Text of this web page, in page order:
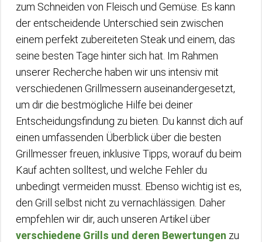
zum Schneiden von Fleisch und Gemüse. Es kann
der entscheidende Unterschied sein zwischen
einem perfekt zubereiteten Steak und einem, das
seine besten Tage hinter sich hat. Im Rahmen
unserer Recherche haben wir uns intensiv mit
verschiedenen Grillmessern auseinandergesetzt,
um dir die bestmögliche Hilfe bei deiner
Entscheidungsfindung zu bieten. Du kannst dich auf
einen umfassenden Überblick über die besten
Grillmesser freuen, inklusive Tipps, worauf du beim
Kauf achten solltest, und welche Fehler du
unbedingt vermeiden musst. Ebenso wichtig ist es,
den Grill selbst nicht zu vernachlässigen. Daher
empfehlen wir dir, auch unseren Artikel über
verschiedene Grills und deren Bewertungen zu